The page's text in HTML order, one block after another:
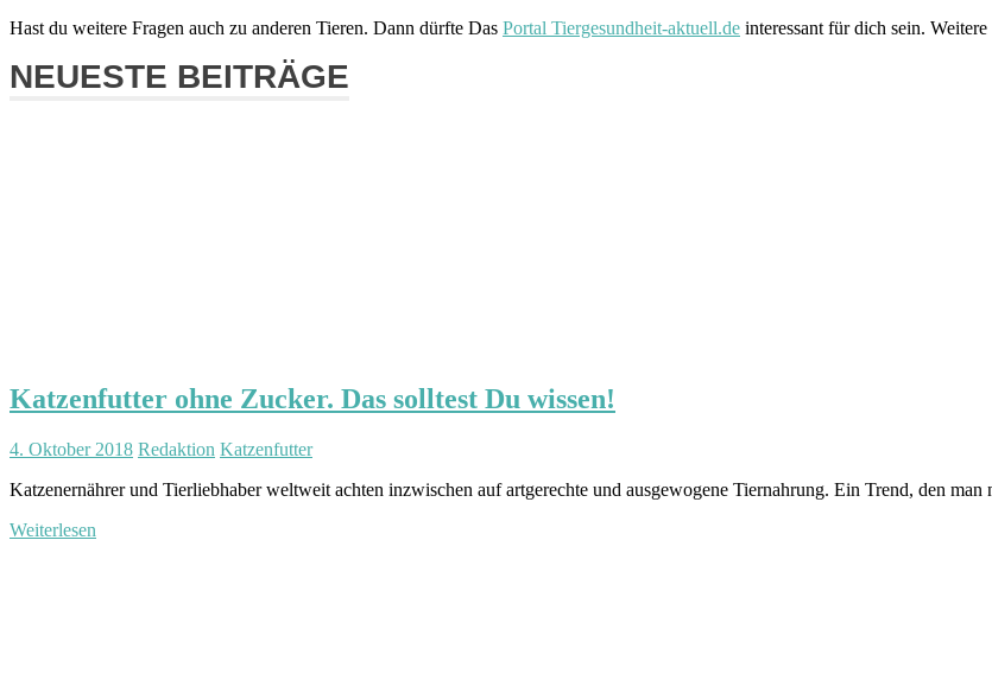
Hast du weitere Fragen auch zu anderen Tieren. Dann dürfte Das Portal Tiergesundheit-aktuell.de interessant für dich sein.
NEUESTE BEITRÄGE
Katzenfutter ohne Zucker. Das solltest Du wissen!
4. Oktober 2018 Redaktion Katzenfutter
Katzenernährer und Tierliebhaber weltweit achten inzwischen auf artgerechte und ausgewogene Tiernahrung. Ein Trend, den
Weiterlesen